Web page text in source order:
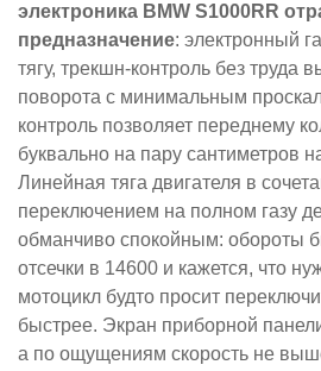
электроника BMW S1000RR
предназначение: электронный
тягу, трекшн-контроль без труда
поворота с минимальным
контроль позволяет переднему
буквально на пару сантиметров
Линейная тяга двигателя в
переключением на полном газу
обманчиво спокойным: обороты
отсечки в 14600 и кажется, что
мотоцикл будто просит
быстрее. Экран приборной
а по ощущениям скорость не